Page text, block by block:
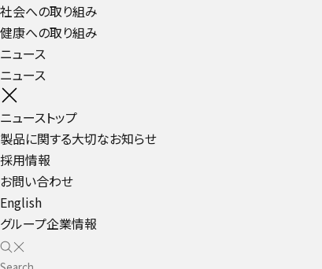
社会への取り組み
健康への取り組み
ニュース
ニュース
ニューストップ
製品に関する大切なお知らせ
採用情報
お問い合わせ
English
グループ企業情報